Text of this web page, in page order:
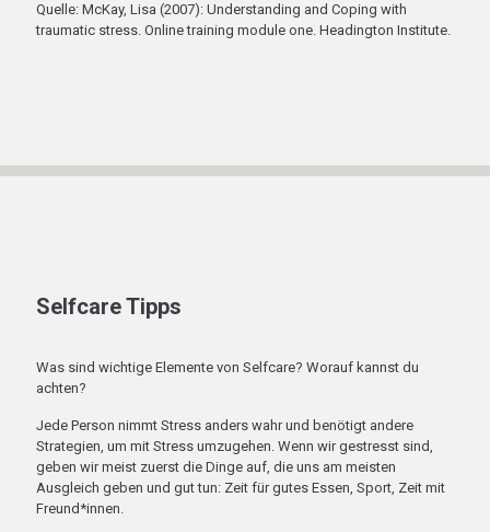
Quelle: McKay, Lisa (2007): Understanding and Coping with
traumatic stress. Online training module one. Headington Institute.
Selfcare Tipps
Was sind wichtige Elemente von Selfcare? Worauf kannst du
achten?
Jede Person nimmt Stress anders wahr und benötigt andere
Strategien, um mit Stress umzugehen. Wenn wir gestresst sind,
geben wir meist zuerst die Dinge auf, die uns am meisten
Ausgleich geben und gut tun: Zeit für gutes Essen, Sport, Zeit mit
Freund*innen.